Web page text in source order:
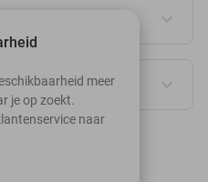
2026
meer
je op zoekt.
naar